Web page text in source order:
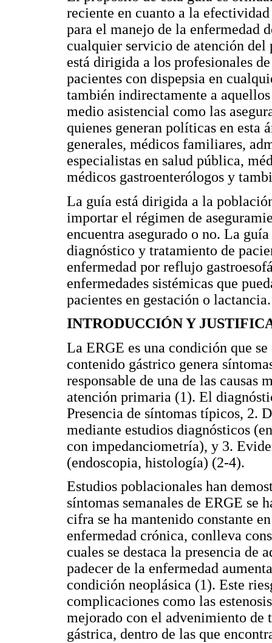
reciente en cuanto a la
para el manejo de la enfermedad
cualquier servicio de atención
está dirigida a los profesionales
pacientes con dispepsia en
también indirectamente a
medio asistencial como las
quienes generan políticas en esta
generales, médicos familiares,
especialistas en salud pública,
médicos gastroenterólogos y
La guía está dirigida a la
importar el régimen de
encuentra asegurado o no. La
diagnóstico y tratamiento de
enfermedad por reflujo
enfermedades sistémicas que
pacientes en gestación o lactancia.
INTRODUCCIÓN Y
La ERGE es una condición que
contenido gástrico genera
responsable de una de las causas
atención primaria (1). El
Presencia de síntomas típicos, 2.
mediante estudios diagnósticos
con impedanciometría), y 3.
(endoscopia, histología) (2-4).
Estudios poblacionales han
síntomas semanales de ERGE se
cifra se ha mantenido constante
enfermedad crónica, conlleva
cuales se destaca la presencia de
padecer de la enfermedad
condición neoplásica (1). Este
complicaciones como las
mejorado con el advenimiento de
gástrica, dentro de las que